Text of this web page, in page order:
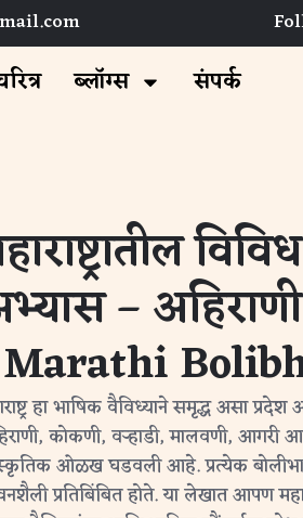
ब्लॉग्स संपर्क
–
हा भाषिक वैविध्याने समृद्ध असा
कोकणी, वऱ्हाडी, मालवणी, आगरी
ओळख घडवली आहे. प्रत्येक
प्रतिबिंबित होते. या लेखात आपण